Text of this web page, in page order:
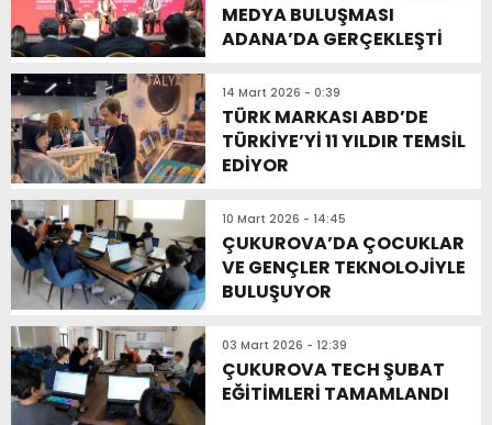
MEDYA BULUŞMASI
ADANA’DA GERÇEKLEŞTİ
14 Mart 2026 - 0:39
TÜRK MARKASI ABD’DE
TÜRKİYE’Yİ 11 YILDIR TEMSİL
EDİYOR
10 Mart 2026 - 14:45
ÇUKUROVA’DA ÇOCUKLAR
VE GENÇLER TEKNOLOJİYLE
BULUŞUYOR
03 Mart 2026 - 12:39
ÇUKUROVA TECH ŞUBAT
EĞİTİMLERİ TAMAMLANDI